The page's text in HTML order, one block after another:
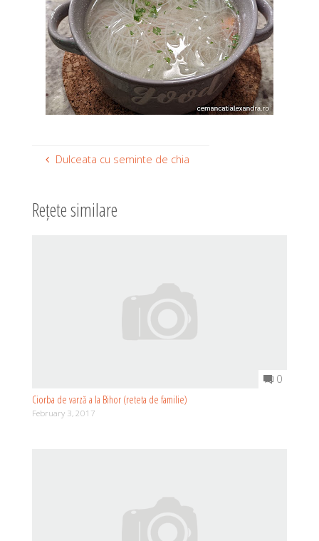
Dulceata cu seminte de chia
Rețete similare
0
Ciorba de varză a la Bihor (reteta de familie)
February 3, 2017